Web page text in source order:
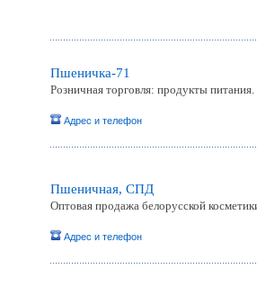
Пшеничка-71
Розничная торговля: продукты питания.
Адрес и телефон
Пшеничная, СПД
Оптовая продажа белорусской
Адрес и телефон